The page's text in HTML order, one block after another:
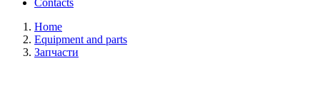
Contacts
Home
Equipment and parts
Запчасти